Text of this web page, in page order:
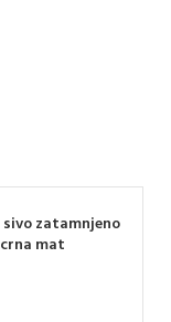
sivo zatamnjeno
mat